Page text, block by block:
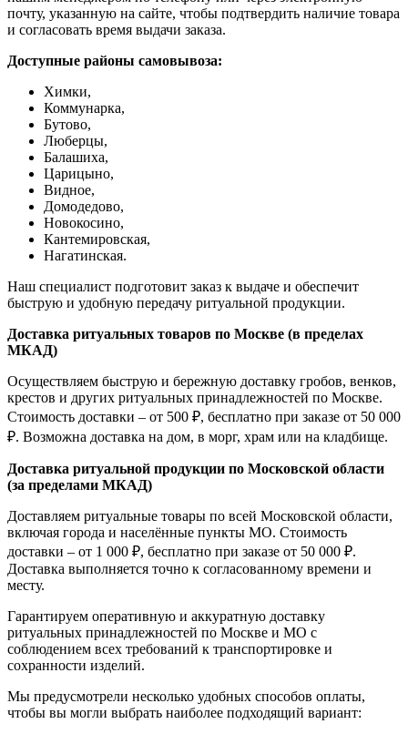
почту, указанную на сайте, чтобы подтвердить наличие товара
и согласовать время выдачи заказа.
Доступные районы самовывоза:
Химки,
Коммунарка,
Бутово,
Люберцы,
Балашиха,
Царицыно,
Видное,
Домодедово,
Новокосино,
Кантемировская,
Нагатинская.
Наш специалист подготовит заказ к выдаче и обеспечит
быструю и удобную передачу ритуальной продукции.
Доставка ритуальных товаров по Москве (в пределах
МКАД)
Осуществляем быструю и бережную доставку гробов, венков,
крестов и других ритуальных принадлежностей по Москве.
Стоимость доставки – от 500 ₽, бесплатно при заказе от 50 000
₽. Возможна доставка на дом, в морг, храм или на кладбище.
Доставка ритуальной продукции по Московской области
(за пределами МКАД)
Доставляем ритуальные товары по всей Московской области,
включая города и населённые пункты МО. Стоимость
доставки – от 1 000 ₽, бесплатно при заказе от 50 000 ₽.
Доставка выполняется точно к согласованному времени и
месту.
Гарантируем оперативную и аккуратную доставку
ритуальных принадлежностей по Москве и МО с
соблюдением всех требований к транспортировке и
сохранности изделий.
Мы предусмотрели несколько удобных способов оплаты,
чтобы вы могли выбрать наиболее подходящий вариант: